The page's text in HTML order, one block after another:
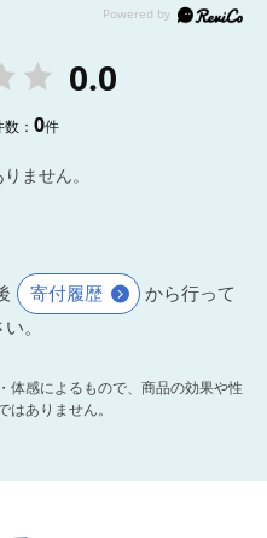
0.0
数：0件
ません。
寄付履歴
から行って
。
感によるもので、商品の効果や性
はありません。